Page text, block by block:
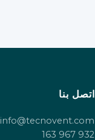
اتصل بنا
info@tecnovent.com
932 967 163